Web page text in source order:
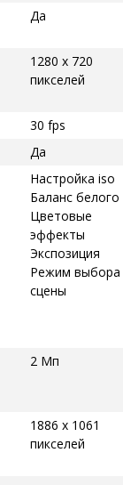
Да
1280 x 720
пикселей
30 fps
Да
Настройка iso
Баланс белого
Цветовые
эффекты
Экспозиция
Режим выбора
сцены
2 Мп
1886 x 1061
пикселей